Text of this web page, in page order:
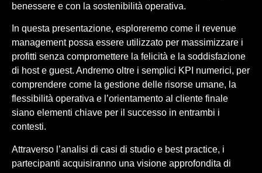
benessere e con la sostenibilità operativa.
In questa presentazione, esploreremo come il revenue
management possa essere utilizzato per massimizzare i
profitti senza compromettere la felicità e la soddisfazione
di host e guest. Andremo oltre i semplici KPI numerici, per
comprendere come la gestione delle risorse umane, la
flessibilità operativa e l’orientamento al cliente finale
siano elementi chiave per il successo in entrambi i
contesti.
Attraverso l’analisi di casi di studio e best practice, i
partecipanti acquisiranno una visione approfondita di